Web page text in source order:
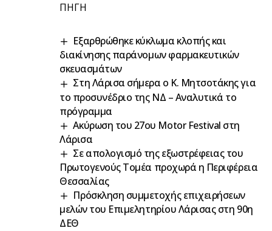
ΠΗΓΗ
Εξαρθρώθηκε κύκλωμα κλοπής και
διακίνησης παράνομων φαρμακευτικών
σκευασμάτων
Στη Λάρισα σήμερα ο Κ. Μητσοτάκης για
το προσυνέδριο της ΝΔ – Αναλυτικά το
πρόγραμμα
Ακύρωση του 27ου Motor Festival στη
Λάρισα
Σε απολογισμό της εξωστρέφειας του
Πρωτογενούς Τομέα προχωρά η Περιφέρεια
Θεσσαλίας
Πρόσκληση συμμετοχής επιχειρήσεων
μελών του Επιμελητηρίου Λάρισας στη 90η
ΔΕΘ